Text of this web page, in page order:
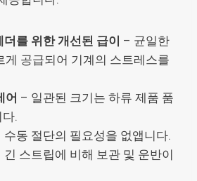
를 위한 개선된 급이 – 균일한
게 공급되어 기계의 스트레스를
어 – 일관된 크기는 하류 제품 품
.
동 절단의 필요성을 없앱니다.
긴 스트립에 비해 보관 및 운반이